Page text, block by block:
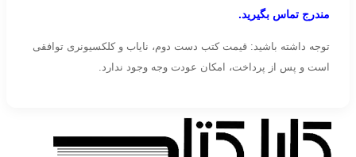
مندرج تماس بگیرید.
توجه داشته باشید: قیمت کتب دست دوم، نایاب و کلکسیونری توافقی
است و پس از پرداخت، امکان عودت وجه وجود ندارد.